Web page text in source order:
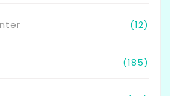
(12)
(185)